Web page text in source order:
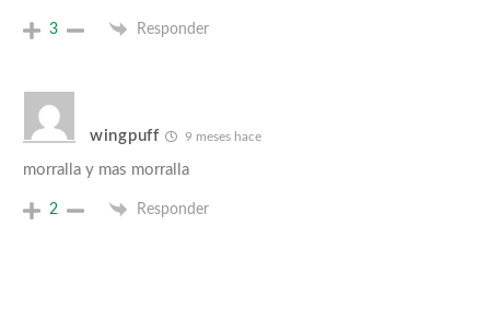
3 Responder
wingpuff 9 meses hace
morralla y mas morralla
2 Responder